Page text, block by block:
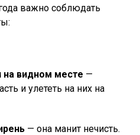
важно соблюдать
на видном месте —
и улететь на них на
— она манит нечисть.